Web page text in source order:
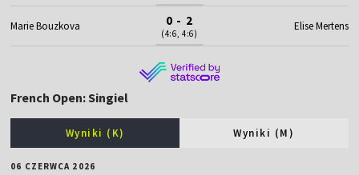
Marie Bouzkova 0 - 2
(4:6, 4:6)
Elise Mertens
French Open: Singiel
Wyniki (K) Wyniki (M)
06 CZERWCA 2026